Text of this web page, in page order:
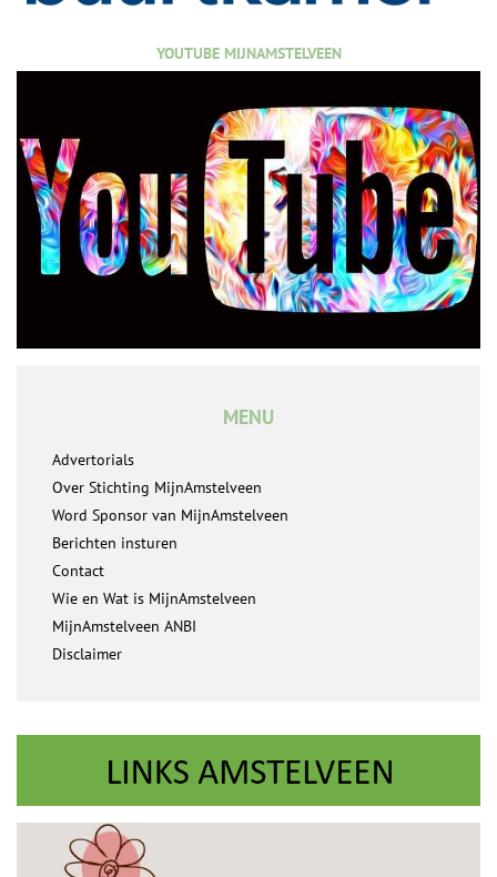
YOUTUBE MIJNAMSTELVEEN
MENU
Advertorials
Over Stichting MijnAmstelveen
Word Sponsor van MijnAmstelveen
Berichten insturen
Contact
Wie en Wat is MijnAmstelveen
MijnAmstelveen ANBI
Disclaimer